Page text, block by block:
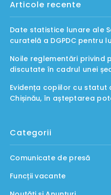
Articole recente
Date statistice lunare ale
curatelă a DGPDC pentru
Noile reglementări privind
discutate în cadrul unei
Evidența copiilor cu statut
Chișinău, în așteptarea
Categorii
Comunicate de presă
Funcții vacante